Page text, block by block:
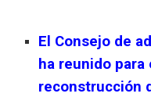
El Consejo de
ha reunido
reconstrucción